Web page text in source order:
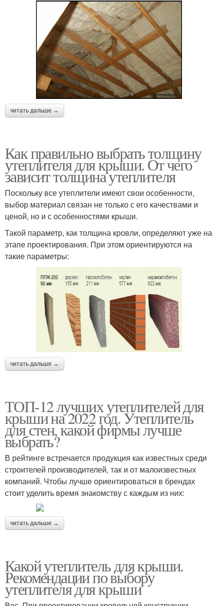
читать дальше →
Как правильно выбрать толщину
утеплителя для крыши. От чего
зависит толщина утеплителя
Поскольку все утеплители имеют свои особенности,
выбор материал связан не только с его качествами и
ценой, но и с особенностями крыши.
Такой параметр, как толщина кровли, определяют уже на
этапе проектирования. При этом ориентируются на
такие параметры:
читать дальше →
ТОП-12 лучших утеплителей для
крыши на 2022 год. Утеплитель
для стен, какой фирмы лучше
выбрать?
В рейтинге встречается продукция как известных среди
строителей производителей, так и от малоизвестных
компаний. Чтобы лучше ориентироваться в брендах
стоит уделить время знакомству с каждым из них:
читать дальше →
Какой утеплитель для крыши.
Рекомендации по выбору
утеплителя для крыши